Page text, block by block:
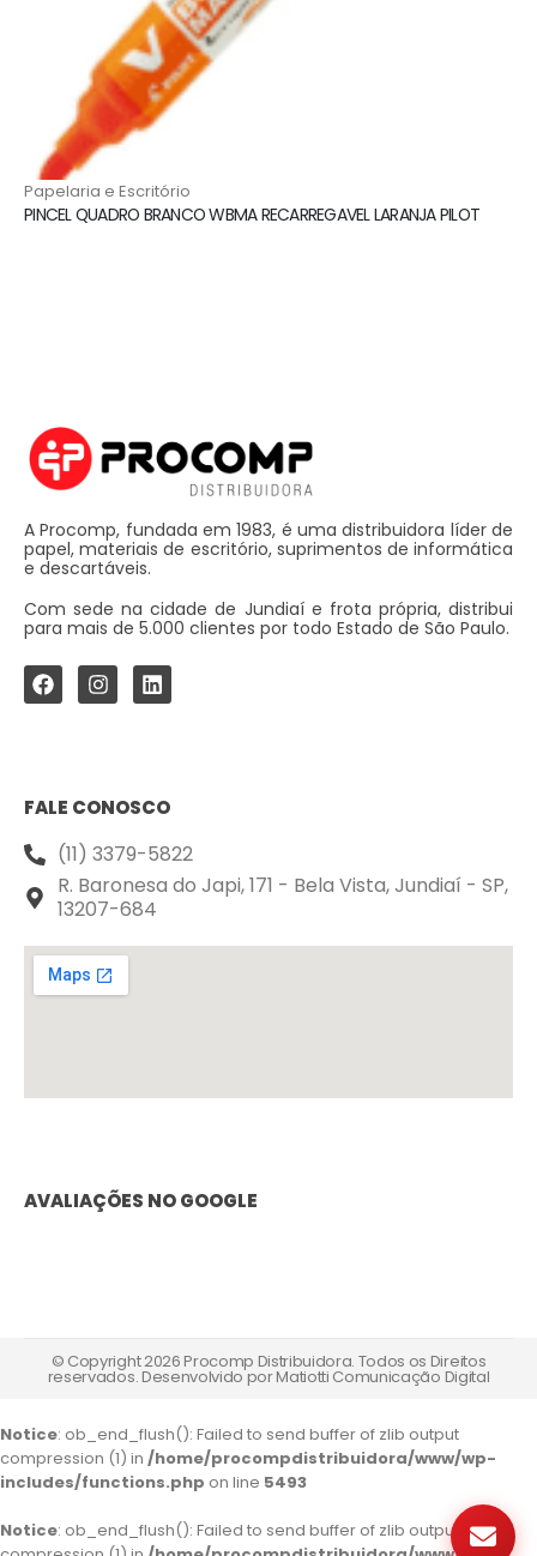
Papelaria e Escritório
PINCEL QUADRO BRANCO WBMA RECARREGAVEL LARANJA PILOT
A Procomp, fundada em 1983, é uma distribuidora líder de
papel, materiais de escritório, suprimentos de informática
e descartáveis.
Com sede na cidade de Jundiaí e frota própria, distribui
para mais de 5.000 clientes por todo Estado de São Paulo.
FALE CONOSCO
(11) 3379-5822
R. Baronesa do Japi, 171 - Bela Vista, Jundiaí - SP,
13207-684
AVALIAÇÕES NO GOOGLE
© Copyright 2026 Procomp Distribuidora. Todos os Direitos
reservados. Desenvolvido porMatiotti Comunicação Digital
Notice: ob_end_flush(): Failed to send buffer of zlib output
compression (1) in /home/procompdistribuidora/www/wp-
includes/functions.php on line 5493
Notice: ob_end_flush(): Failed to send buffer of zlib output